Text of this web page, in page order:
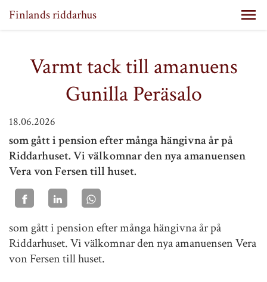
Finlands riddarhus
Varmt tack till amanuens
Gunilla Peräsalo
18.06.2026
som gått i pension efter många hängivna år på
Riddarhuset. Vi välkomnar den nya amanuensen
Vera von Fersen till huset.
som gått i pension efter många hängivna år på
Riddarhuset. Vi välkomnar den nya amanuensen Vera
von Fersen till huset.